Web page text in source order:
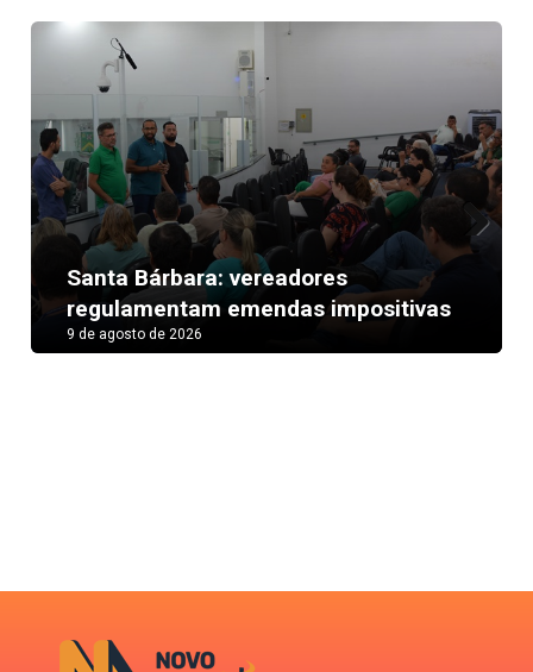
Santa Bárbara: vereadores
regulamentam emendas impositivas
9 de agosto de 2026